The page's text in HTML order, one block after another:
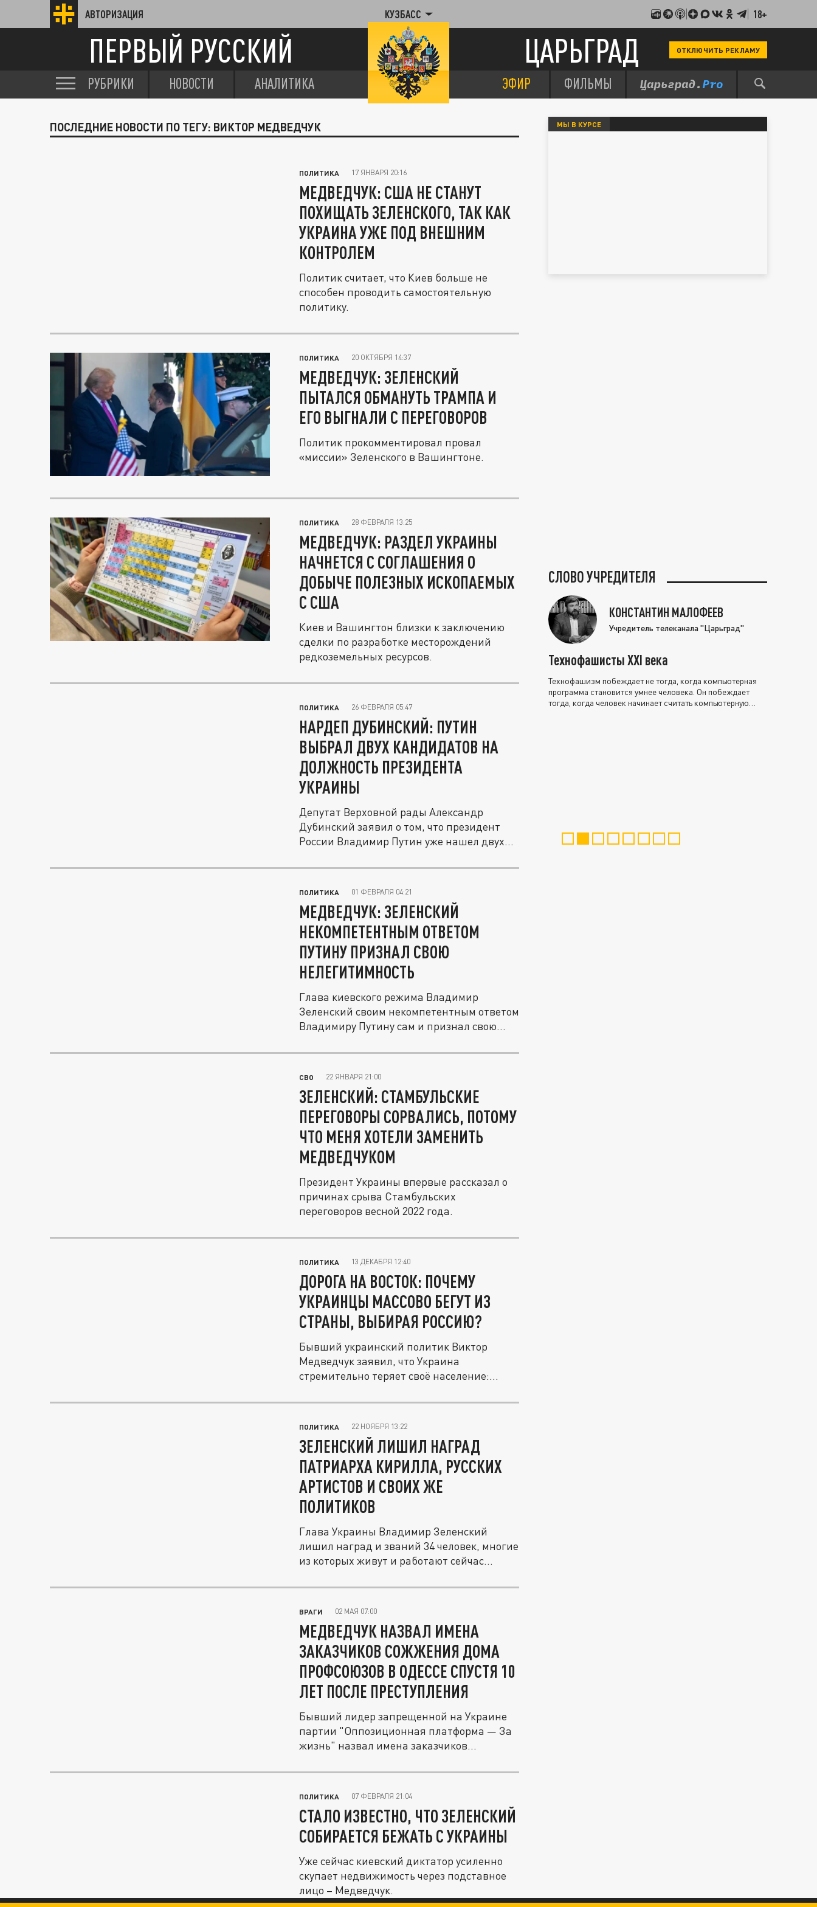
АВТОРИЗАЦИЯ КУЗБАСС 18+
ПЕРВЫЙ РУССКИЙ ЦАРЬГРАД ОТКЛЮЧИТЬ РЕКЛАМУ
РУБРИКИ НОВОСТИ АНАЛИТИКА ЭФИР ФИЛЬМЫ
ПОСЛЕДНИЕ НОВОСТИ ПО ТЕГУ: ВИКТОР МЕДВЕДЧУК
ПОЛИТИКА 17 ЯНВАРЯ 20:16
МЕДВЕДЧУК: США НЕ СТАНУТ
ПОХИЩАТЬ ЗЕЛЕНСКОГО, ТАК КАК
УКРАИНА УЖЕ ПОД ВНЕШНИМ
КОНТРОЛЕМ
Политик считает, что Киев больше не
способен проводить самостоятельную
политику.
ПОЛИТИКА 20 ОКТЯБРЯ 14:37
МЕДВЕДЧУК: ЗЕЛЕНСКИЙ
ПЫТАЛСЯ ОБМАНУТЬ ТРАМПА И
ЕГО ВЫГНАЛИ С ПЕРЕГОВОРОВ
Политик прокомментировал провал
«миссии» Зеленского в Вашингтоне.
ПОЛИТИКА 28 ФЕВРАЛЯ 13:25
МЕДВЕДЧУК: РАЗДЕЛ УКРАИНЫ
НАЧНЕТСЯ С СОГЛАШЕНИЯ О
ДОБЫЧЕ ПОЛЕЗНЫХ ИСКОПАЕМЫХ
С США
Киев и Вашингтон близки к заключению
сделки по разработке месторождений
редкоземельных ресурсов.
ПОЛИТИКА 26 ФЕВРАЛЯ 05:47
НАРДЕП ДУБИНСКИЙ: ПУТИН
ВЫБРАЛ ДВУХ КАНДИДАТОВ НА
ДОЛЖНОСТЬ ПРЕЗИДЕНТА
УКРАИНЫ
Депутат Верховной рады Александр
Дубинский заявил о том, что президент
России Владимир Путин уже нашел двух...
ПОЛИТИКА 01 ФЕВРАЛЯ 04:21
МЕДВЕДЧУК: ЗЕЛЕНСКИЙ
НЕКОМПЕТЕНТНЫМ ОТВЕТОМ
ПУТИНУ ПРИЗНАЛ СВОЮ
НЕЛЕГИТИМНОСТЬ
Глава киевского режима Владимир
Зеленский своим некомпетентным ответом
Владимиру Путину сам и признал свою...
СВО 22 ЯНВАРЯ 21:00
ЗЕЛЕНСКИЙ: СТАМБУЛЬСКИЕ
ПЕРЕГОВОРЫ СОРВАЛИСЬ, ПОТОМУ
ЧТО МЕНЯ ХОТЕЛИ ЗАМЕНИТЬ
МЕДВЕДЧУКОМ
Президент Украины впервые рассказал о
причинах срыва Стамбульских
переговоров весной 2022 года.
ПОЛИТИКА 13 ДЕКАБРЯ 12:40
ДОРОГА НА ВОСТОК: ПОЧЕМУ
УКРАИНЦЫ МАССОВО БЕГУТ ИЗ
СТРАНЫ, ВЫБИРАЯ РОССИЮ?
Бывший украинский политик Виктор
Медведчук заявил, что Украина
стремительно теряет своё население:
ПОЛИТИКА 22 НОЯБРЯ 13:22
ЗЕЛЕНСКИЙ ЛИШИЛ НАГРАД
ПАТРИАРХА КИРИЛЛА, РУССКИХ
АРТИСТОВ И СВОИХ ЖЕ
ПОЛИТИКОВ
Глава Украины Владимир Зеленский
лишил наград и званий 34 человек, многие
из которых живут и работают сейчас...
ВРАГИ 02 МАЯ 07:00
МЕДВЕДЧУК НАЗВАЛ ИМЕНА
ЗАКАЗЧИКОВ СОЖЖЕНИЯ ДОМА
ПРОФСОЮЗОВ В ОДЕССЕ CПУСТЯ 10
ЛЕТ ПОСЛЕ ПРЕСТУПЛЕНИЯ
Бывший лидер запрещенной на Украине
партии "Оппозиционная платформа — За
жизнь" назвал имена заказчиков...
ПОЛИТИКА 07 ФЕВРАЛЯ 21:04
СТАЛО ИЗВЕСТНО, ЧТО ЗЕЛЕНСКИЙ
СОБИРАЕТСЯ БЕЖАТЬ С УКРАИНЫ
Уже сейчас киевский диктатор усиленно
скупает недвижимость через подставное
лицо – Медведчук.
МЫ В КУРСЕ
СЛОВО УЧРЕДИТЕЛЯ
КОНСТАНТИН МАЛОФЕЕВ
Учредитель телеканала "Царьград"
Технофашисты XXI века
Технофашизм побеждает не тогда, когда компьютерная
программа становится умнее человека. Он побеждает
тогда, когда человек начинает считать компьютерную